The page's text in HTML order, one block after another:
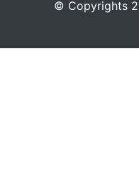
©️ Copyrights